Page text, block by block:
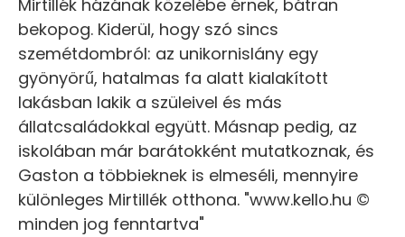
Mirtillék házának közelébe érnek, bátran
bekopog. Kiderül, hogy szó sincs
szemétdombról: az unikornislány egy
gyönyörű, hatalmas fa alatt kialakított
lakásban lakik a szüleivel és más
állatcsaládokkal együtt. Másnap pedig, az
iskolában már barátokként mutatkoznak, és
Gaston a többieknek is elmeséli, mennyire
különleges Mirtillék otthona. "www.kello.hu ©
minden jog fenntartva"